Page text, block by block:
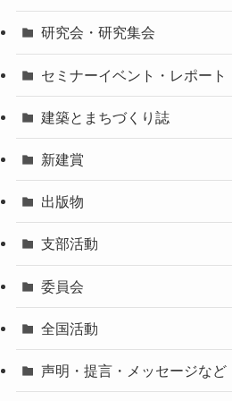
研究会・研究集会
セミナーイベント・レポート
建築とまちづくり誌
新建賞
出版物
支部活動
委員会
全国活動
声明・提言・メッセージなど